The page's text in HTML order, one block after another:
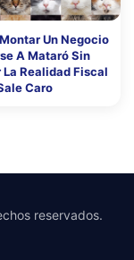
Un Negocio
A Mataró Sin
Realidad Fiscal
Caro
reservados.